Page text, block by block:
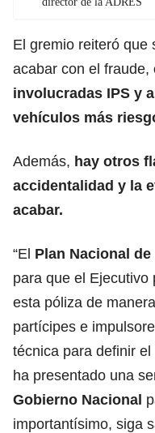
El gremio reiteró que
acabar con el fraude,
involucradas IPS y
vehículos más
Además, hay otros
accidentalidad y la
acabar.
“El Plan Nacional
para que el Ejecutivo
esta póliza de
partícipes e
técnica para definir
ha presentado una
Gobierno Nacional
importantísimo, siga